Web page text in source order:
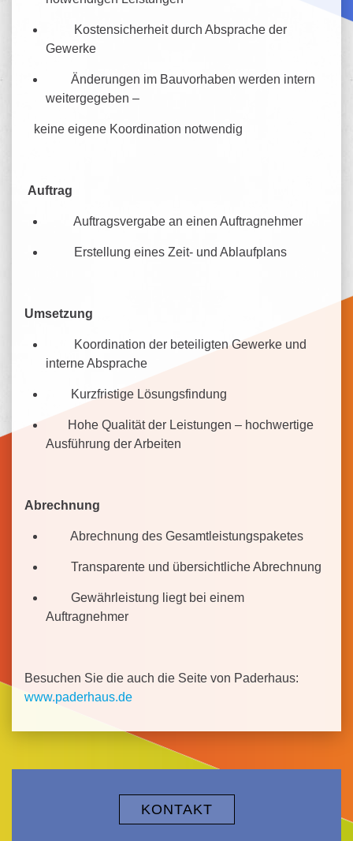
Kostensicherheit durch Absprache der
Gewerke
Änderungen im Bauvorhaben werden intern
weitergegeben –
keine eigene Koordination notwendig
Auftrag
Auftragsvergabe an einen Auftragnehmer
Erstellung eines Zeit- und Ablaufplans
Umsetzung
Koordination der beteiligten Gewerke und
interne Absprache
Kurzfristige Lösungsfindung
Hohe Qualität der Leistungen – hochwertige
Ausführung der Arbeiten
Abrechnung
Abrechnung des Gesamtleistungspaketes
Transparente und übersichtliche Abrechnung
Gewährleistung liegt bei einem
Auftragnehmer
Besuchen Sie die auch die Seite von Paderhaus:
www.paderhaus.de
KONTAKT